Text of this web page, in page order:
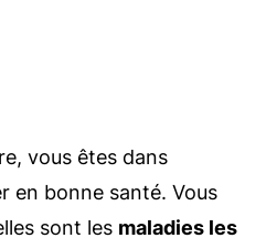
vous êtes dans
en bonne santé. Vous
sont les maladies les